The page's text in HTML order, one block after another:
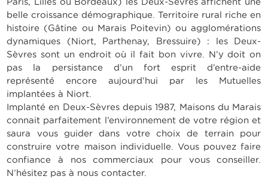
belle croissance démographique. Territoire rural riche en
histoire (Gâtine ou Marais Poitevin) ou agglomérations
dynamiques (Niort, Parthenay, Bressuire) : les Deux-
Sèvres sont un endroit où il fait bon vivre. N’y doit on
pas la persistance d’un fort esprit d’entre-aide
représenté encore aujourd’hui par les Mutuelles
implantées à Niort.
Implanté en Deux-Sèvres depuis 1987, Maisons du Marais
connait parfaitement l’environnement de votre région et
saura vous guider dans votre choix de terrain pour
construire votre maison individuelle. Vous pouvez faire
confiance à nos commerciaux pour vous conseiller.
N’hésitez pas à nous contacter.